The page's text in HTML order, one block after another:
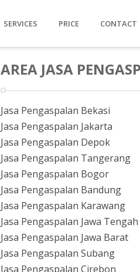
SERVICES PRICE CONTACT
AREA JASA
Jasa Pengaspalan Bekasi
Jasa Pengaspalan Jakarta
Jasa Pengaspalan Depok
Jasa Pengaspalan Tangerang
Jasa Pengaspalan Bogor
Jasa Pengaspalan Bandung
Jasa Pengaspalan Karawang
Jasa Pengaspalan Jawa Tengah
Jasa Pengaspalan Jawa Barat
Jasa Pengaspalan Subang
Jasa Pengaspalan Cirebon